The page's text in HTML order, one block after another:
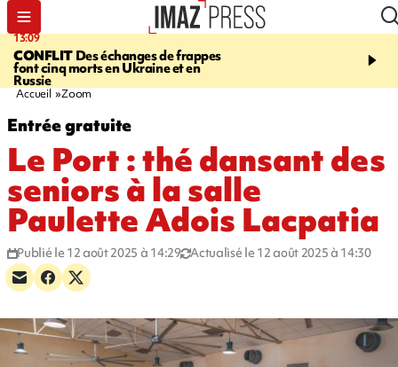
13:09
CONFLIT Des échanges de frappes
font cinq morts en Ukraine et en
Russie
17:14
Quatre
européennes pour les
Accueil Zoom
Entrée gratuite
Le Port : thé dansant des
seniors à la salle
Paulette Adois Lacpatia
Publié le 12 août 2025 à 14:29 Actualisé le 12 août 2025 à 14:30